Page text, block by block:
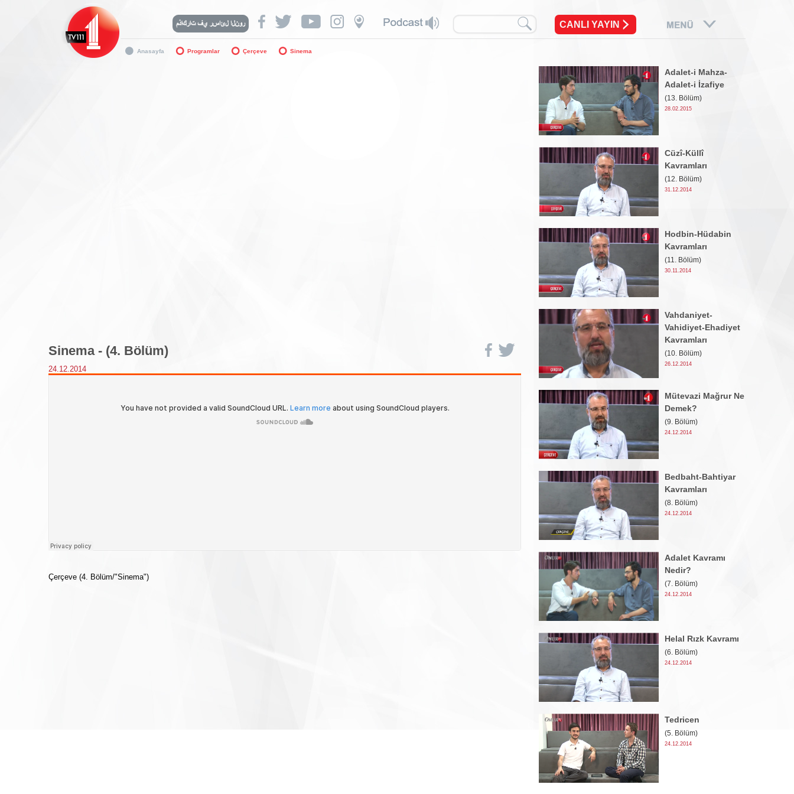
CANLI YAYIN
Anasayfa Programlar Çerçeve Sinema
Sinema - (4. Bölüm)
24.12.2014
Çerçeve (4. Bölüm/"Sinema")
Adalet-i Mahza-
Adalet-i İzafiye
(13. Bölüm)
28.02.2015
Cüzî-Küllî
Kavramları
(12. Bölüm)
31.12.2014
Hodbin-Hüdabin
Kavramları
(11. Bölüm)
30.11.2014
Vahdaniyet-
Vahidiyet-Ehadiyet
Kavramları
(10. Bölüm)
26.12.2014
Mütevazi Mağrur Ne
Demek?
(9. Bölüm)
24.12.2014
Bedbaht-Bahtiyar
Kavramları
(8. Bölüm)
24.12.2014
Adalet Kavramı
Nedir?
(7. Bölüm)
24.12.2014
Helal Rızk Kavramı
(6. Bölüm)
24.12.2014
Tedricen
(5. Bölüm)
24.12.2014